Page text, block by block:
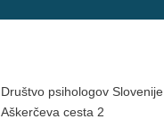
Društvo psihologov Slovenije
Aškerčeva cesta 2